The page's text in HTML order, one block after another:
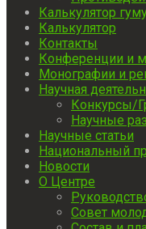
Калькулятор
Калькулятор
Контакты
Конференции и
Монографии и
Научная
Конкурсы/
Научные
Научные статьи
Национальный
Новости
О Центре
Совет